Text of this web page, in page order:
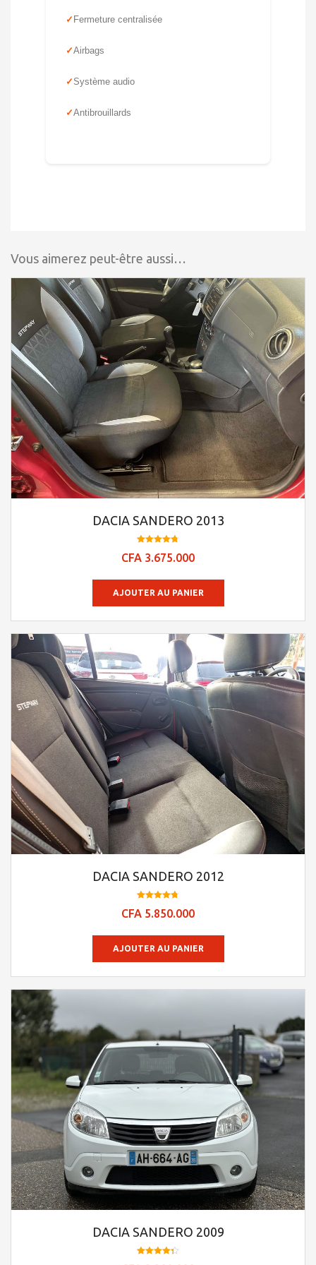
Fermeture centralisée
Airbags
Système audio
Antibrouillards
Vous aimerez peut-être aussi…
DACIA SANDERO 2013
4.78
CFA 3.675.000
AJOUTER AU PANIER
DACIA SANDERO 2012
4.74
CFA 5.850.000
AJOUTER AU PANIER
DACIA SANDERO 2009